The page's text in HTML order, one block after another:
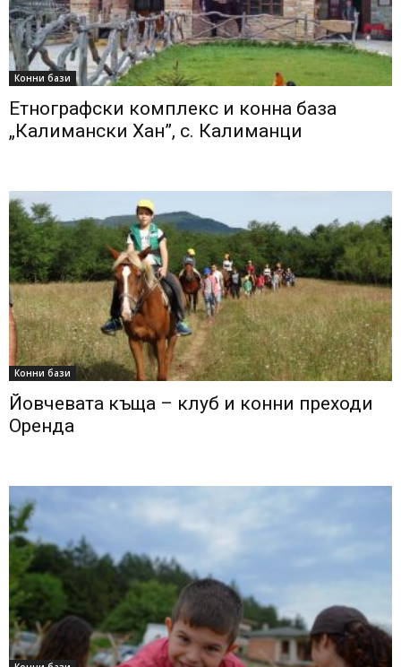
Конни бази
Етнографски комплекс и конна база
„Калимански Хан”, с. Калиманци
Конни бази
Йовчевата къща – клуб и конни преходи
Оренда